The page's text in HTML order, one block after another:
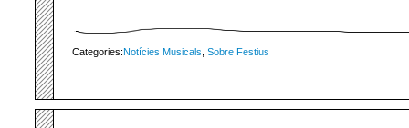
Categories:Notícies Musicals Sobre Festius